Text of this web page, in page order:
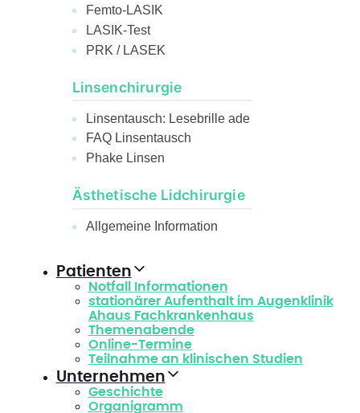
Femto-LASIK
LASIK-Test
PRK / LASEK
Linsenchirurgie
Linsentausch: Lesebrille ade
FAQ Linsentausch
Phake Linsen
Ästhetische Lidchirurgie
Allgemeine Information
Patienten
Notfall Informationen
stationärer Aufenthalt im Augenklinik
Ahaus Fachkrankenhaus
Themenabende
Online-Termine
Teilnahme an klinischen Studien
Unternehmen
Geschichte
Organigramm